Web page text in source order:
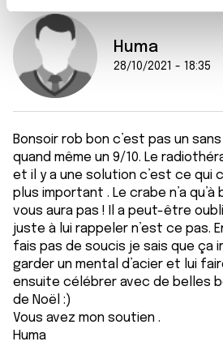
Les cookies nous permettent de
et les annonces, d'offrir des
médias sociaux et d'analyser notre
partageons également des
notre site avec nos partenaires de
publicité et d'analyse, qui peuvent
avec d'autres informations que
ou qu'ils ont collectées lors de
services.
t
m
Huma
28/10/2021 - 18:35
Bonsoir rob bon c’est pas un
quand même un 9/10. Le
et il y a une solution c’est ce qui
plus important . Le crabe n’a qu’à
vous aura pas ! Il a peut-être
juste à lui rappeler n’est ce pas.
fais pas de soucis je sais que ça
garder un mental d’acier et lui
ensuite célébrer avec de belles
de Noël :)
Vous avez mon soutien .
Huma